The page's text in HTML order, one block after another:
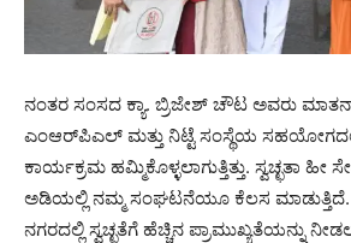
ನಂತರ ಸಂಸದ ಕ್ಯಾ. ಬ್ರಿಜೇಶ್ ಚೌಟ ಅವರು
ಎಂಆರ್‌ಪಿಎಲ್ ಮತ್ತು ನಿಟ್ಟೆ ಸಂಸ್ಥೆಯ ಸಹಯೋಗದಲ್ಲಿ
ಕಾರ್ಯಕ್ರಮ ಹಮ್ಮಿಕೊಳ್ಳಲಾಗುತ್ತಿತ್ತು. ಸ್ವಚ್ಛತಾ ಹೀ
ಅಡಿಯಲ್ಲಿ ನಮ್ಮ ಸಂಘಟನೆಯೂ ಕೆಲಸ
ನಗರದಲ್ಲಿ ಸ್ವಚ್ಛತೆಗೆ ಹೆಚ್ಚಿನ ಪ್ರಾಮುಖ್ಯತೆಯನ್ನು